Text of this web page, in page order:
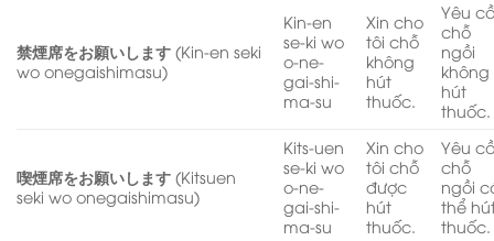
禁煙席をお願いします (Kin-en seki
wo onegaishimasu)
Kin-en
se-ki wo
o-ne-
gai-shi-
ma-su
Xin cho
tôi chỗ
không
hút
thuốc.
Yêu
chỗ
ngồi
không
hút
thuốc.
喫煙席をお願いします (Kitsuen
seki wo onegaishimasu)
Kits-uen
se-ki wo
o-ne-
gai-shi-
ma-su
Xin cho
tôi chỗ
được
hút
thuốc.
Yêu
chỗ
ngồi
thể
thuốc.